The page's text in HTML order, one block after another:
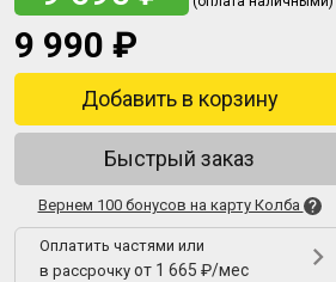
9 990 ₽
Добавить в корзину
Быстрый заказ
Вернем 100 бонусов на карту Колба
Оплатить частями или
в рассрочку от 1 665 ₽/мес